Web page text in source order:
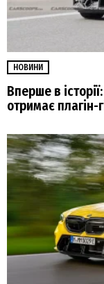
НОВИНИ
Вперше в
отримає плагін-